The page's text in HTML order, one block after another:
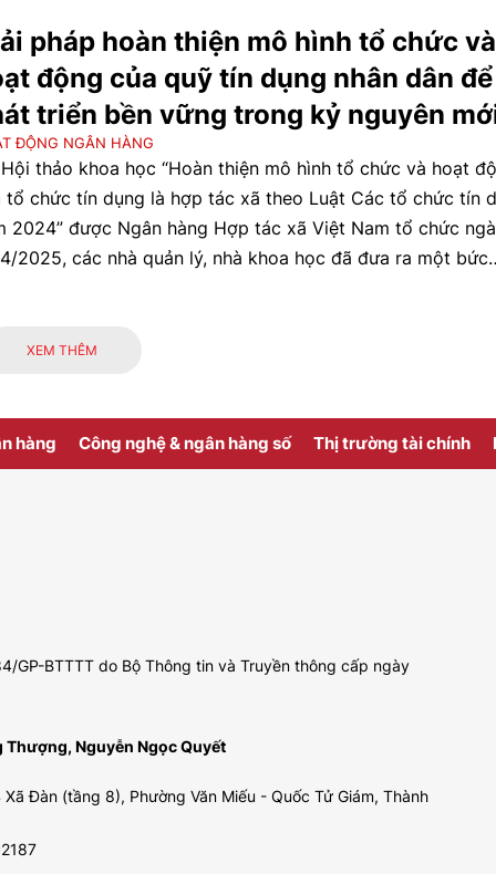
pháp hoàn thiện mô hình tổ chức và
động của quỹ tín dụng nhân dân để
triển bền vững trong kỷ nguyên
ĐỘNG NGÂN HÀNG
thảo khoa học “Hoàn thiện mô hình tổ chức và hoạt
tổ chức tín dụng là hợp tác xã theo Luật Các tổ chức tín
2024” được Ngân hàng Hợp tác xã Việt Nam tổ chức
2025, các nhà quản lý, nhà khoa học đã đưa ra một bức
đổi số và cạnh tranh hiện nay, đồng thời đề xuất các
XEM THÊM
hàng Công nghệ & ngân hàng số Thị trường tài chính
GP-BTTTT do Bộ Thông tin và Truyền thông cấp ngày
Thượng, Nguyễn Ngọc Quyết
Đàn (tầng 8), Phường Văn Miếu - Quốc Tử Giám, Thành